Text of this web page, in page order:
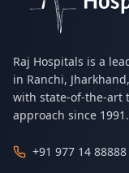
Raj Hospitals is a
in Ranchi,
with state-of-the-art
approach since 1991.
+91 977 14 88888